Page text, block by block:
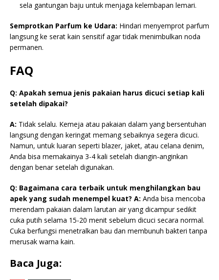
sela gantungan baju untuk menjaga kelembapan lemari.
Semprotkan Parfum ke Udara: Hindari menyemprot parfum
langsung ke serat kain sensitif agar tidak menimbulkan noda
permanen.
FAQ
Q: Apakah semua jenis pakaian harus dicuci setiap kali
setelah dipakai?
A: Tidak selalu. Kemeja atau pakaian dalam yang bersentuhan
langsung dengan keringat memang sebaiknya segera dicuci.
Namun, untuk luaran seperti blazer, jaket, atau celana denim,
Anda bisa memakainya 3-4 kali setelah diangin-anginkan
dengan benar setelah digunakan.
Q: Bagaimana cara terbaik untuk menghilangkan bau
apek yang sudah menempel kuat? A: Anda bisa mencoba
merendam pakaian dalam larutan air yang dicampur sedikit
cuka putih selama 15-20 menit sebelum dicuci secara normal.
Cuka berfungsi menetralkan bau dan membunuh bakteri tanpa
merusak warna kain.
Baca Juga: